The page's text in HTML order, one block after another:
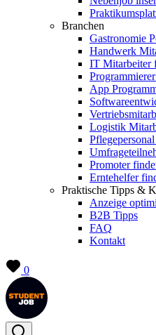
Branchen
Gastronomie
Handwerk
IT Mitarbeiter
App
Logistik
Promoter
Erntehelfer
Praktische Tipps &
Anzeige
B2B Tipps
FAQ
Kontakt
0